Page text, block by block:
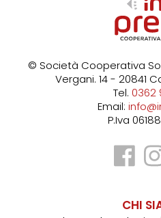
© Società Cooperativa
Vergani. 14 - 20841
Tel. 0362
Email:
P.Iva
CHI